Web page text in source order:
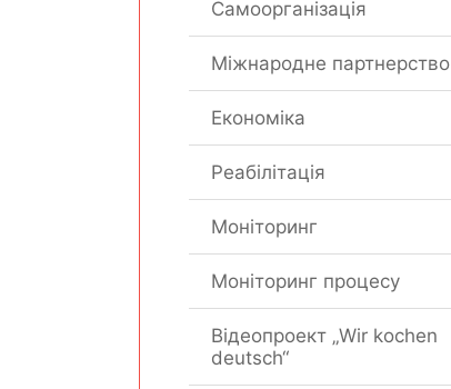
Самоорганізація
Міжнародне партнерство
Економіка
Реабілітація
Моніторинг
Моніторинг процесу
Відеопроект „Wir kochen
deutsch“